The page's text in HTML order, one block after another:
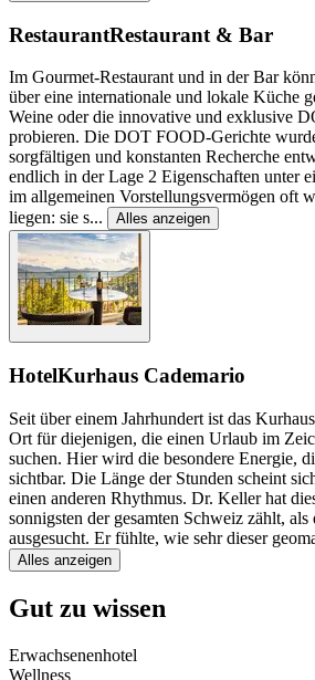
RestaurantRestaurant & Bar
Im Gourmet-Restaurant und in der Bar
über eine internationale und lokale Küche
Weine oder die innovative und exklusive
probieren. Die DOT FOOD-Gerichte
sorgfältigen und konstanten Recherche
endlich in der Lage 2 Eigenschaften unter
im allgemeinen Vorstellungsvermögen oft
liegen: sie s... Alles anzeigen
HotelKurhaus Cademario
Seit über einem Jahrhundert ist das
Ort für diejenigen, die einen Urlaub im
suchen. Hier wird die besondere Energie,
sichtbar. Die Länge der Stunden scheint
einen anderen Rhythmus. Dr. Keller hat
sonnigsten der gesamten Schweiz zählt, als
ausgesucht. Er fühlte, wie sehr dieser
Alles anzeigen
Gut zu wissen
Erwachsenenhotel
Wellness